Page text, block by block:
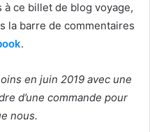
à ce billet de blog voyage,
la barre de commentaires
.
en juin 2019 avec une
d’une commande pour
nous.